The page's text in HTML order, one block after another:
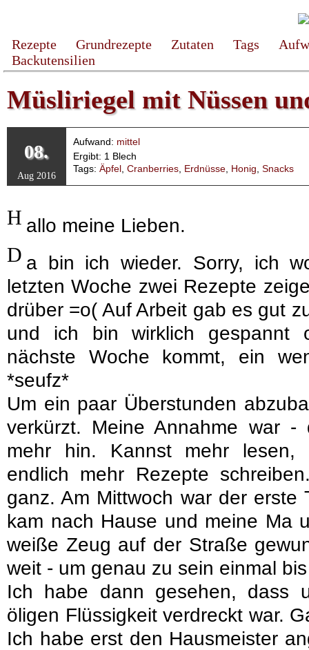
Rezepte Grundrezepte Zutaten Tags
Backutensilien
Müsliriegel mit Nüssen
08.
Aug 2016
Aufwand: mittel
Ergibt: 1 Blech
Tags: Äpfel Cranberries Erdnüsse Honig Snacks
H allo meine Lieben.
D a bin ich wieder. Sorry, ich
letzten Woche zwei Rezepte
drüber =o( Auf Arbeit gab es gut
und ich bin wirklich gespannt
nächste Woche kommt, ein
*seufz*
Um ein paar Überstunden
verkürzt. Meine Annahme war
mehr hin. Kannst mehr lesen,
endlich mehr Rezepte
ganz. Am Mittwoch war der
kam nach Hause und meine Ma
weiße Zeug auf der Straße
weit - um genau zu sein einmal
Ich habe dann gesehen, dass
öligen Flüssigkeit verdreckt war.
Ich habe erst den Hausmeister